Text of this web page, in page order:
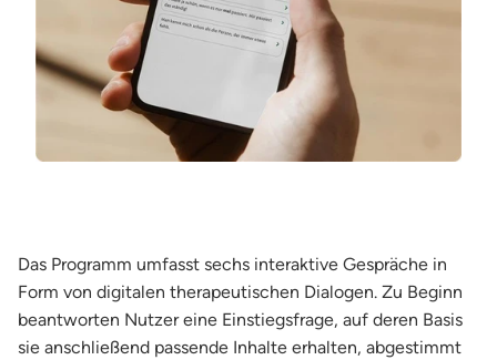
Das Programm umfasst sechs interaktive Gespräche in
Form von digitalen therapeutischen Dialogen. Zu Beginn
beantworten Nutzer eine Einstiegsfrage, auf deren Basis
sie anschließend passende Inhalte erhalten, abgestimmt